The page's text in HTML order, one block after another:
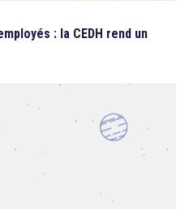
: la CEDH rend un